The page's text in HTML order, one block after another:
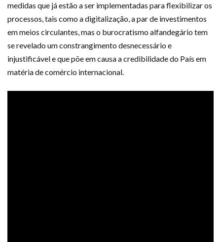
medidas que já estão a ser implementadas para flexibilizar os
processos, tais como a digitalização, a par de investimentos
em meios circulantes, mas o burocratismo alfandegário tem
se revelado um constrangimento desnecessário e
injustificável e que põe em causa a credibilidade do País em
matéria de comércio internacional.